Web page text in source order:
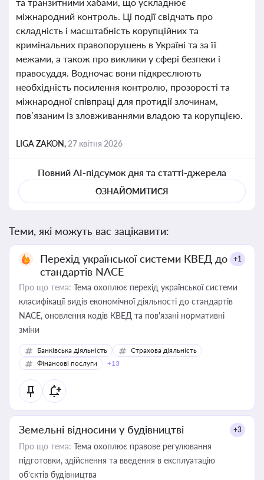
міжнародний контроль. Ці події свідчать про
складність і масштабність корупційних та
кримінальних правопорушень в Україні та за її
межами, а також про виклики у сфері безпеки і
правосуддя. Водночас вони підкреслюють
необхідність посилення контролю, прозорості та
міжнародної співпраці для протидії злочинам,
пов’язаним із зловживаннями владою та корупцією.
LIGA ZAKON, 27 квітня 2026
Повний AI-підсумок дня та статті-джерела
ОЗНАЙОМИТИСЯ
Теми, які можуть вас зацікавити:
Перехід української системи КВЕД до
стандартів NACE
+1
Про що тема: Тема охоплює перехід української системи
класифікації видів економічної діяльності до стандартів
NACE, оновлення кодів КВЕД та пов'язані нормативні
зміни
Банківська діяльність
Страхова діяльність
Фінансові послуги
+13
Земельні відносини у будівництві +3
Про що тема: Тема охоплює правове регулювання
підготовки, здійснення та введення в експлуатацію
об’єктів будівництва